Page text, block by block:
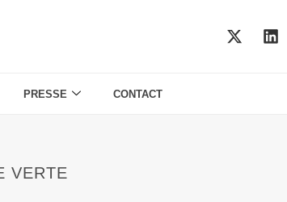
PRESSE CONTACT
VERTE